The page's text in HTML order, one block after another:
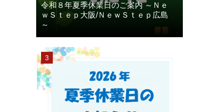
令和８年夏季休業日のご案内 ～Ｎｅ
ｗＳｔｅｐ大阪/ＮｅｗＳｔｅｐ広島
～